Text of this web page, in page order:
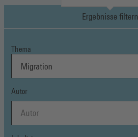
Ergebnisse filtern
Thema
Autor